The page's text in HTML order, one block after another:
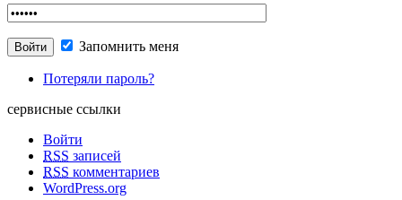
Запомнить меня
Потеряли пароль?
сервисные ссылки
Войти
RSS записей
RSS комментариев
WordPress.org